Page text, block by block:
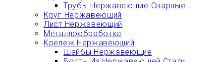
Трубы Нержавеющие Сварные
Круг Нержавеющий
Лист Нержавеющий
Металлообработка
Крепеж Нержавеющий
Шайбы Нержавеющие